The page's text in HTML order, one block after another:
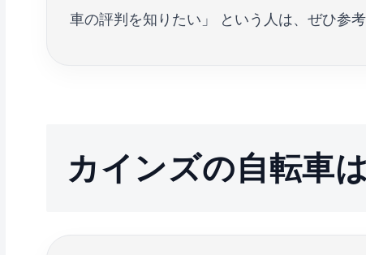
車の評判を知りたい」 という人は、ぜひ参
カインズの自転車